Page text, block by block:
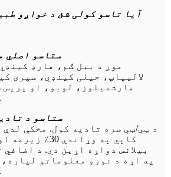
۴. ستاسو اصلي
موږ د ببل ګم، هارډ
لالیپاپ، جیلی کینډي، سپری
مارشمیلوز، لوبو، او پریس
کینډي خواږه لرو.
5. ستاسو د
د ټي/ټي سره تادیه کول. مخکې لدې
بیلانس دواړه اړین دي. د
په اړه د نورو معلوماتو
سره اړیکه ونیسئ.